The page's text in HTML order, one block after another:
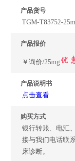
产品货号
TGM-T83752-
产品报价
￥询价/25mg
产品说明书
点击查看
购买方式
银行转账、电汇
接与我们电话联
床诊断。